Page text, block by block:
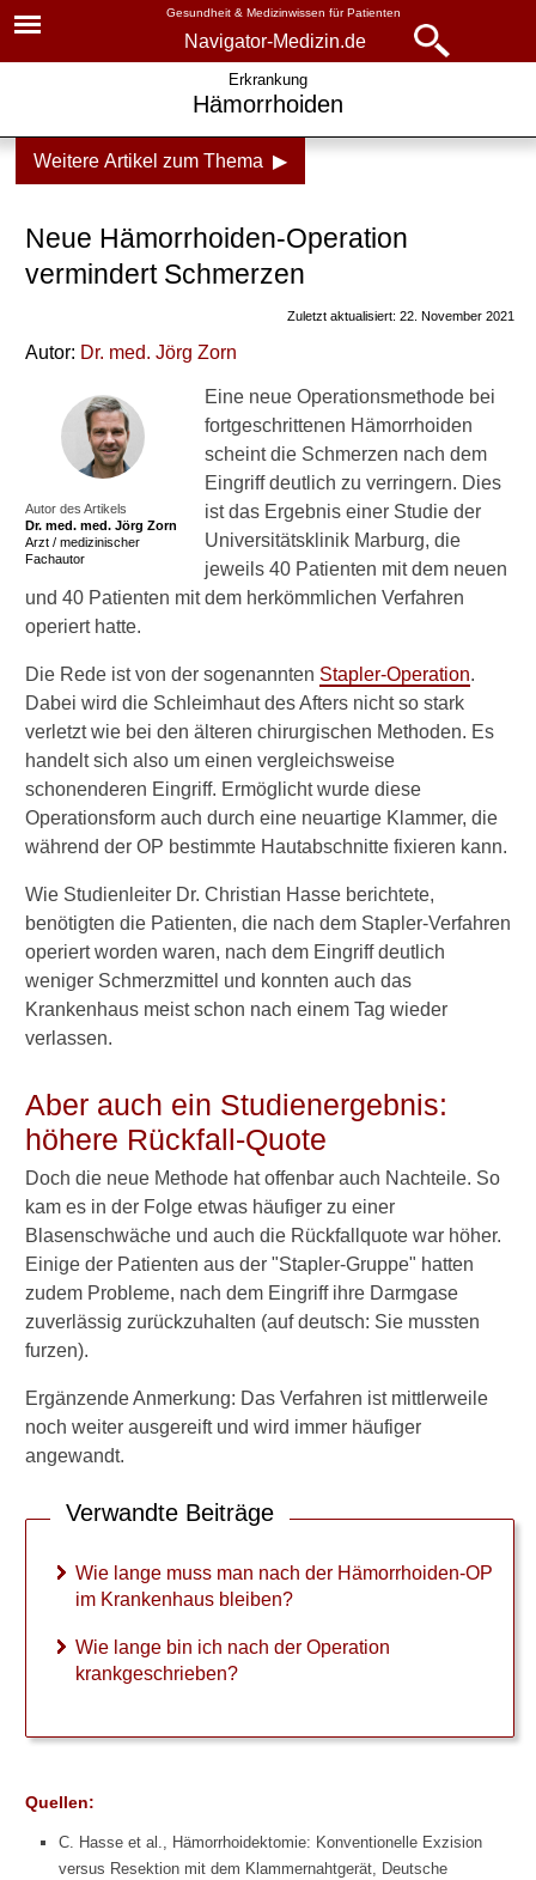
Gesundheit & Medizinwissen für Patienten
Navigator-Medizin.de
Erkrankung
Hämorrhoiden
Weitere Artikel zum Thema ▶
Neue Hämorrhoiden-Operation
vermindert Schmerzen
Zuletzt aktualisiert: 22. November 2021
Autor: Dr. med. Jörg Zorn
Autor des Artikels
Dr. med. med. Jörg Zorn
Arzt / medizinischer
Fachautor
Eine neue Operationsmethode bei
fortgeschrittenen Hämorrhoiden
scheint die Schmerzen nach dem
Eingriff deutlich zu verringern. Dies
ist das Ergebnis einer Studie der
Universitätsklinik Marburg, die
jeweils 40 Patienten mit dem neuen
und 40 Patienten mit dem herkömmlichen Verfahren
operiert hatte.
Die Rede ist von der sogenannten Stapler-Operation.
Dabei wird die Schleimhaut des Afters nicht so stark
verletzt wie bei den älteren chirurgischen Methoden. Es
handelt sich also um einen vergleichsweise
schonenderen Eingriff. Ermöglicht wurde diese
Operationsform auch durch eine neuartige Klammer, die
während der OP bestimmte Hautabschnitte fixieren kann.
Wie Studienleiter Dr. Christian Hasse berichtete,
benötigten die Patienten, die nach dem Stapler-Verfahren
operiert worden waren, nach dem Eingriff deutlich
weniger Schmerzmittel und konnten auch das
Krankenhaus meist schon nach einem Tag wieder
verlassen.
Aber auch ein Studienergebnis:
höhere Rückfall-Quote
Doch die neue Methode hat offenbar auch Nachteile. So
kam es in der Folge etwas häufiger zu einer
Blasenschwäche und auch die Rückfallquote war höher.
Einige der Patienten aus der "Stapler-Gruppe" hatten
zudem Probleme, nach dem Eingriff ihre Darmgase
zuverlässig zurückzuhalten (auf deutsch: Sie mussten
furzen).
Ergänzende Anmerkung: Das Verfahren ist mittlerweile
noch weiter ausgereift und wird immer häufiger
angewandt.
Verwandte Beiträge
Wie lange muss man nach der Hämorrhoiden-OP
im Krankenhaus bleiben?
Wie lange bin ich nach der Operation
krankgeschrieben?
Quellen:
C. Hasse et al., Hämorrhoidektomie: Konventionelle Exzision
versus Resektion mit dem Klammernahtgerät, Deutsche
► News
► Diagnostik & Laborwerte
► Gesundheitsthemen
▾
Krankheiten
Symptome, Ursachen,
Vorbeugung
Operation
Zu welchem Arzt?
Wie man sie wieder los
wird
Selbstbehandlung
Heilung von alleine?
Leichterer Stuhlgang bei
Hämorrhoiden
Welche Nahrungsmittel
meiden?
Baden und Sitzbäder
Verödung und
Gummiband-Ligatur
Krankschreibung nach
Gummibandligatur
Krankschreibung nach
Operation
Wann operativ entfernen?
OP: Wie lange
Krankenhaus?
Schmerzen nach OP
Probleme nach OP
Neue Hämorrhoiden-OP
Behandlungsmöglichkeiten
Hämorrhoiden und
Sind Hämorrhoiden